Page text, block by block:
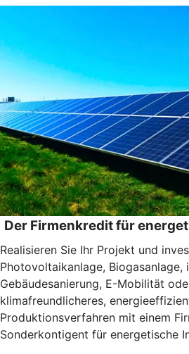
Der Firmenkredit für
Realisieren Sie Ihr Projekt und
Photovoltaikanlage, Biogasanlage,
Gebäudesanierung, E-Mobilität
klimafreundlicheres,
Produktionsverfahren mit einem
Sonderkontigent für energetische